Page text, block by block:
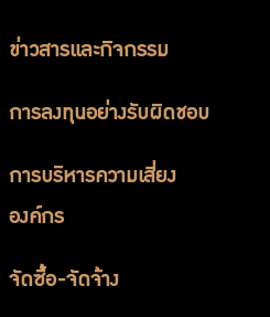
ข่าวสารและกิจกรรม
การลงทุนอย่างรับผิดชอบ
การบริหารความเสี่ยง
องค์กร
จัดซื้อ-จัดจ้าง